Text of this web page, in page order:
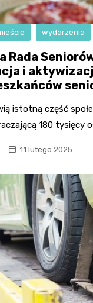
wydarzenia
Rada
i
istotną część
180 tysięcy
11 lutego 2025